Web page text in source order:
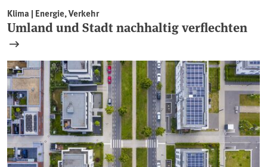
Klima | Energie, Verkehr
Umland und Stadt nachhaltig verflechten